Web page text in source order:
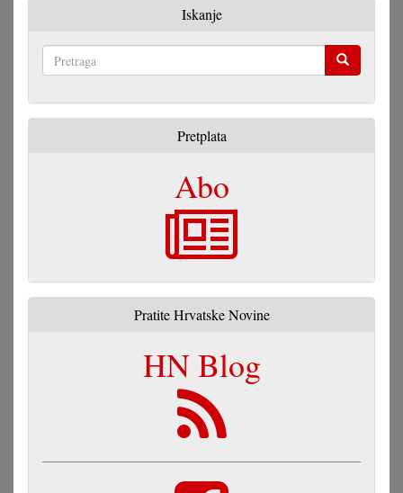
Iskanje
Pretplata
Abo
Pratite Hrvatske Novine
HN Blog